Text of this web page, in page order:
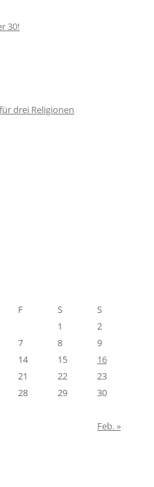
30!
drei Religionen
F S
S
1
2
7 8
9
14 15
16
21 22
23
28 29
30
Feb. »